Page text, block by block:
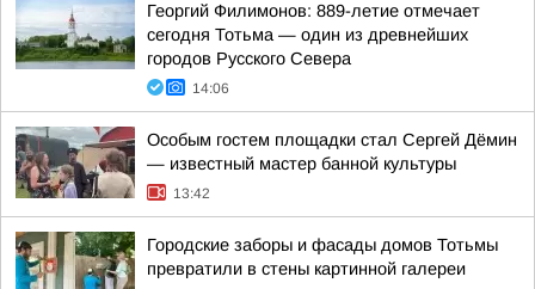
Георгий Филимонов: 889-летие отмечает
сегодня Тотьма — один из древнейших
городов Русского Севера
14:06
Особым гостем площадки стал Сергей Дёмин
— известный мастер банной культуры
13:42
Городские заборы и фасады домов Тотьмы
превратили в стены картинной галереи